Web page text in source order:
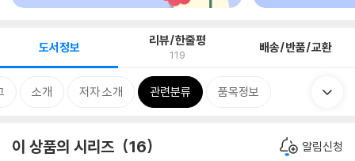
도서정보 리뷰/한줄평
119 배송/반품/교환
소개 저자 소개 관련분류 품목정보
이 상품의 시리즈 16 알림신청